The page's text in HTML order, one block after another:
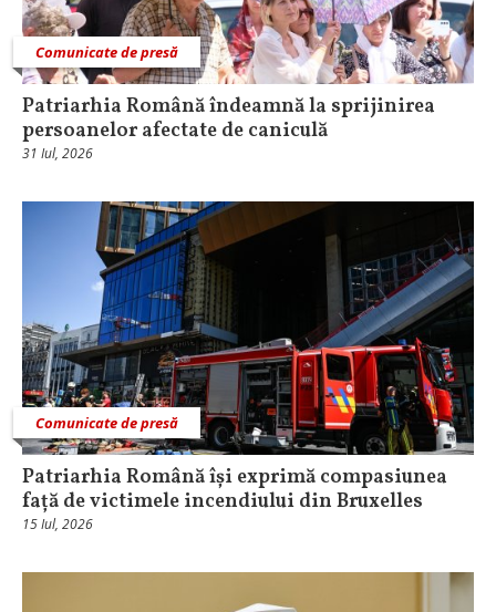
Comunicate de presă
Patriarhia Română îndeamnă la sprijinirea
persoanelor afectate de caniculă
31 Iul, 2026
Comunicate de presă
Patriarhia Română își exprimă compasiunea
față de victimele incendiului din Bruxelles
15 Iul, 2026